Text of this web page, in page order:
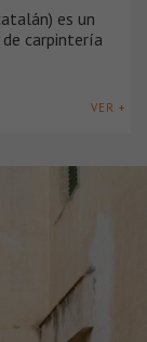
es un
carpintería
VER +